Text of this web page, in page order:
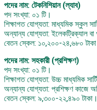
পদের নাম: টেকনিশিয়ান (ল্যাব)
পদ সংখ্যা: ০১ টি।
শিক্ষাগত যোগ্যতা: মাধ্যমিক স্কুল
অন্যান্য যোগ্যতা: ইলেকট্রিক্যাল বা
বেতন স্কেল: ১০,২০০-২৪,৬৮০
পদের নাম: সহকারী (প্রশিক্ষণ)
পদ সংখ্যা: ০১ টি।
শিক্ষাগত যোগ্যতা: উচ্চ মাধ্যমিক
অন্যান্য যোগ্যতা: প্রশিক্ষণ কাজে
বেতন স্কেল: ৯,৩০০-২২,৪৯০ টাকা।